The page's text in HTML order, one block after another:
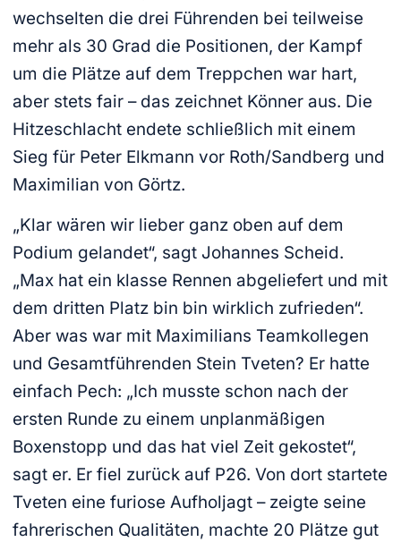
wechselten die drei Führenden bei teilweise
mehr als 30 Grad die Positionen, der Kampf
um die Plätze auf dem Treppchen war hart,
aber stets fair – das zeichnet Könner aus. Die
Hitzeschlacht endete schließlich mit einem
Sieg für Peter Elkmann vor Roth/Sandberg und
Maximilian von Görtz.
„Klar wären wir lieber ganz oben auf dem
Podium gelandet“, sagt Johannes Scheid.
„Max hat ein klasse Rennen abgeliefert und mit
dem dritten Platz bin bin wirklich zufrieden“.
Aber was war mit Maximilians Teamkollegen
und Gesamtführenden Stein Tveten? Er hatte
einfach Pech: „Ich musste schon nach der
ersten Runde zu einem unplanmäßigen
Boxenstopp und das hat viel Zeit gekostet“,
sagt er. Er fiel zurück auf P26. Von dort startete
Tveten eine furiose Aufholjagt – zeigte seine
fahrerischen Qualitäten, machte 20 Plätze gut